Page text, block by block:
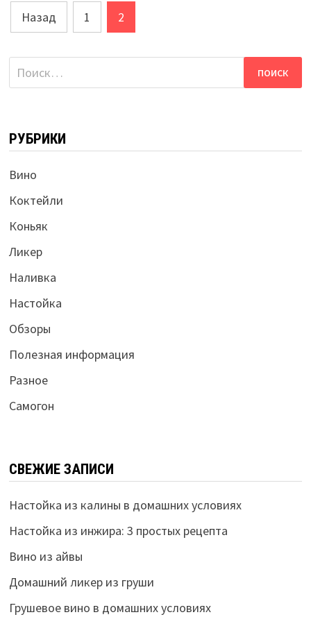
Навигация
по
записям
Назад 1 2
Найти:
РУБРИКИ
Вино
Коктейли
Коньяк
Ликер
Наливка
Настойка
Обзоры
Полезная информация
Разное
Самогон
СВЕЖИЕ ЗАПИСИ
Настойка из калины в домашних условиях
Настойка из инжира: 3 простых рецепта
Вино из айвы
Домашний ликер из груши
Грушевое вино в домашних условиях